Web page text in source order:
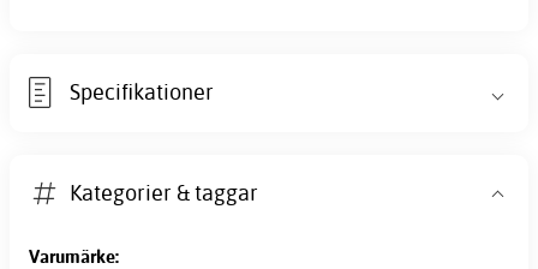
Specifikationer
Kategorier & taggar
Varumärke: